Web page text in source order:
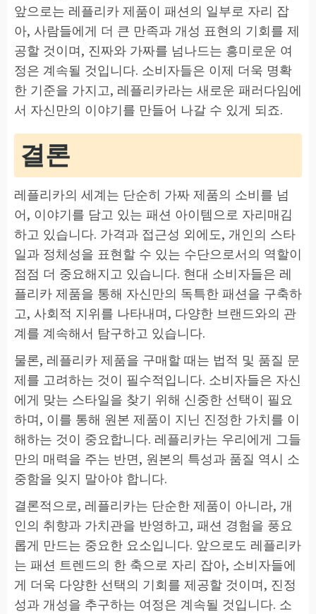
앞으로는 레플리카 제품이 패션의 일부로 자리 잡
아, 사람들에게 더 큰 만족과 개성 표현의 기회를 제
공할 것이며, 진짜와 가짜를 넘나드는 흥미로운 여
정은 계속될 것입니다. 소비자들은 이제 더욱 명확
한 기준을 가지고, 레플리카라는 새로운 패러다임에
서 자신만의 이야기를 만들어 나갈 수 있게 되죠.
결론
레플리카의 세계는 단순히 가짜 제품의 소비를 넘
어, 이야기를 담고 있는 패션 아이템으로 자리매김
하고 있습니다. 가격과 접근성 외에도, 개인의 스타
일과 정체성을 표현할 수 있는 수단으로서의 역할이
점점 더 중요해지고 있습니다. 현대 소비자들은 레
플리카 제품을 통해 자신만의 독특한 패션을 구축하
고, 사회적 지위를 나타내며, 다양한 브랜드와의 관
계를 계속해서 탐구하고 있습니다.
물론, 레플리카 제품을 구매할 때는 법적 및 품질 문
제를 고려하는 것이 필수적입니다. 소비자들은 자신
에게 맞는 스타일을 찾기 위해 신중한 선택이 필요
하며, 이를 통해 원본 제품이 지닌 진정한 가치를 이
해하는 것이 중요합니다. 레플리카는 우리에게 그들
만의 매력을 주는 반면, 원본의 특성과 품질 역시 소
중함을 잊지 말아야 합니다.
결론적으로, 레플리카는 단순한 제품이 아니라, 개
인의 취향과 가치관을 반영하고, 패션 경험을 풍요
롭게 만드는 중요한 요소입니다. 앞으로도 레플리카
는 패션 트렌드의 한 축으로 자리 잡아, 소비자들에
게 더욱 다양한 선택의 기회를 제공할 것이며, 진정
성과 개성을 추구하는 여정은 계속될 것입니다. 소